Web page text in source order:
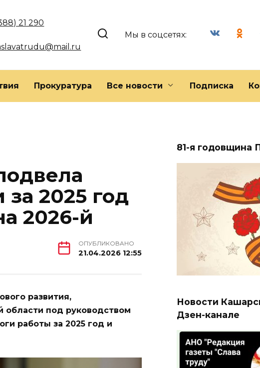
21 290
Мы в соцсетях:
Прокуратура Все новости Подписка
2025 год
2026-й
ОПУБЛИКОВАНО
21.04.2026 12:55
развития,
области под руководством
работы за 2025 год и
81-я годовщина
Новости
Дзен-канале